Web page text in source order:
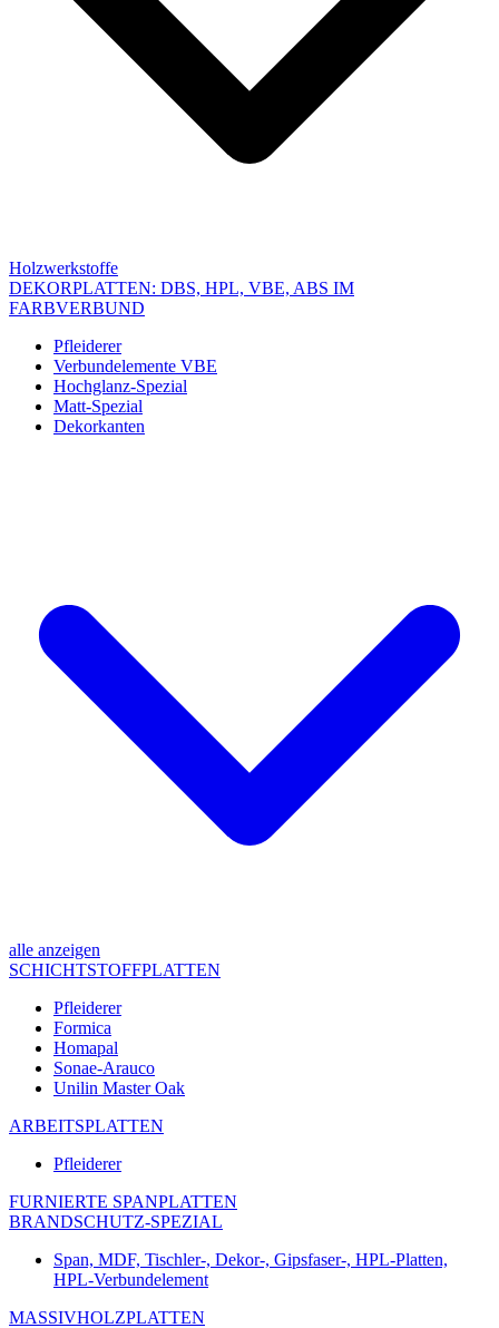
Holzwerkstoffe
DEKORPLATTEN: DBS, HPL, VBE, ABS IM
FARBVERBUND
Pfleiderer
Verbundelemente VBE
Hochglanz-Spezial
Matt-Spezial
Dekorkanten
alle anzeigen
SCHICHTSTOFFPLATTEN
Pfleiderer
Formica
Homapal
Sonae-Arauco
Unilin Master Oak
ARBEITSPLATTEN
Pfleiderer
FURNIERTE SPANPLATTEN
BRANDSCHUTZ-SPEZIAL
Span, MDF, Tischler-, Dekor-, Gipsfaser-, HPL-Platten,
HPL-Verbundelement
MASSIVHOLZPLATTEN